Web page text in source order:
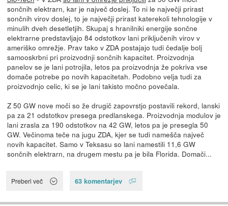
sončnih elektrarn, kar je največ doslej. To ni le največji prirast
sončnih virov doslej, to je največji prirast katerekoli tehnologije v
minulih dveh desetletjih. Skupaj s hranilniki energije sončne
elektrarne predstavljajo 84 odstotkov lani priključenih virov v
ameriško omrežje. Prav tako v ZDA postajajo tudi čedalje bolj
samooskrbni pri proizvodnji sončnih kapacitet. Proizvodnja
panelov se je lani potrojila, letos pa proizvodnja že pokriva vse
domače potrebe po novih kapacitetah. Podobno velja tudi za
proizvodnjo celic, ki se je lani takisto močno povečala.
Z 50 GW nove moči so že drugič zapovrstjo postavili rekord, lanski
pa za 21 odstotkov presega predlanskega. Proizvodnja modulov je
lani zrasla za 190 odstotkov na 42 GW, letos pa je presegla 50
GW. Večinoma teče na jugu ZDA, kjer se tudi namešča največ
novih kapacitet. Samo v Teksasu so lani namestili 11,6 GW
sončnih elektrarn, na drugem mestu pa je bila Florida. Domači...
Preberi več 63 komentarjev